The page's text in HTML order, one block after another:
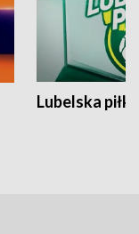
Lubelska piłka